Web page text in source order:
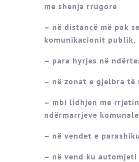
me shenja rrugore
– në distancë më pak
komunikacionit publik,
– para hyrjes në
– në zonat e gjelbra
– mbi lidhjen me
ndërmarrjeve
– në vendet e
– në vend ku